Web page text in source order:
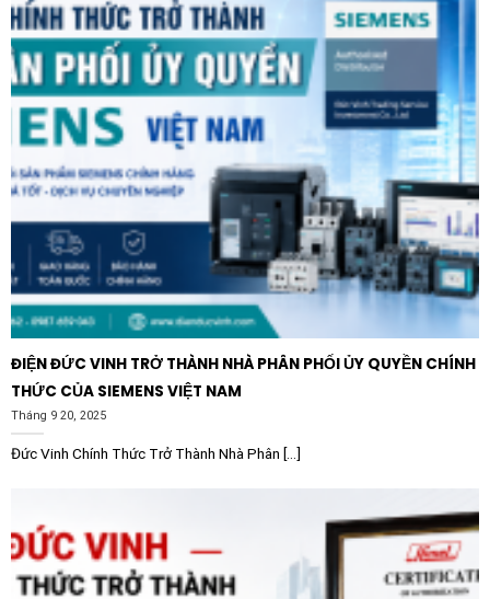
để bảo vệ quyền lợi của bạn. Các sản phẩm chính hãng
không chỉ có tuổi thọ cao gấp nhiều lần hàng giả, hàng
nhái mà còn được hưởng chính sách bảo hành dài hạn
từ nhà sản xuất. Với uy tín toàn cầu của Schneider
Electric, bạn hoàn toàn có thể tin tưởng vào độ ổn định
của hệ thống kết nối thông tin trong công trình, đảm
bảo cuộc sống tiện nghi và hiện đại cho gia đình mình.
ĐIỆN ĐỨC VINH TRỞ THÀNH NHÀ PHÂN PHỐI ỦY QUYỀN CHÍNH
THỨC CỦA SIEMENS VIỆT NAM
Tháng 9 20, 2025
Đức Vinh Chính Thức Trở Thành Nhà Phân [...]